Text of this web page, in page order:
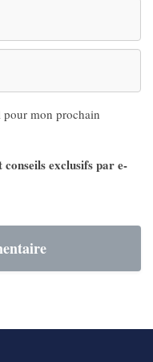
mon prochain
exclusifs par e-